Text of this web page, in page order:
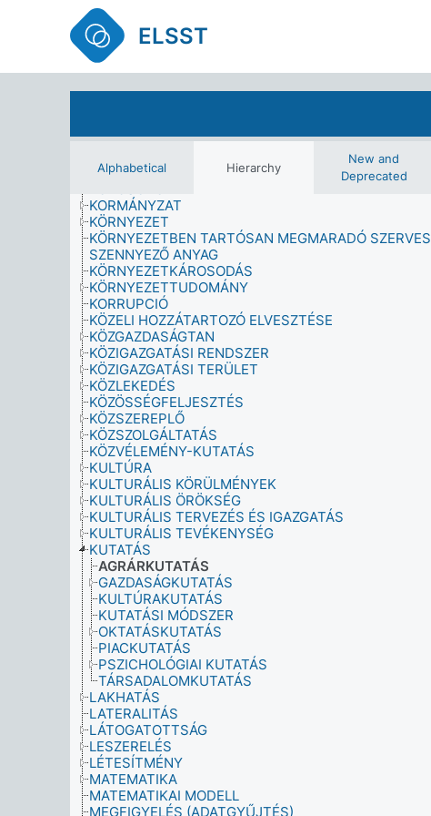
ELSST
Alphabetical Hierarchy
New and
Deprecated
KARBANTARTÁS
KÁRTEVŐ
KÉPESÍTÉS
KÉPESSÉG
KÉRDŐÍVES FELMÉRÉS
KISKERESKEDELMI SZOLGÁLTATÁS
KÖLTSÉGVETÉS
KONFLIKTUS
KORMÁNYZAT
KÖRNYEZET
KÖRNYEZETBEN TARTÓSAN MEGMARADÓ SZERVES
SZENNYEZŐ ANYAG
KÖRNYEZETKÁROSODÁS
KÖRNYEZETTUDOMÁNY
KORRUPCIÓ
KÖZELI HOZZÁTARTOZÓ ELVESZTÉSE
KÖZGAZDASÁGTAN
KÖZIGAZGATÁSI RENDSZER
KÖZIGAZGATÁSI TERÜLET
KÖZLEKEDÉS
KÖZÖSSÉGFELJESZTÉS
KÖZSZEREPLŐ
KÖZSZOLGÁLTATÁS
KÖZVÉLEMÉNY-KUTATÁS
KULTÚRA
KULTURÁLIS KÖRÜLMÉNYEK
KULTURÁLIS ÖRÖKSÉG
KULTURÁLIS TERVEZÉS ÉS IGAZGATÁS
KULTURÁLIS TEVÉKENYSÉG
KUTATÁS
AGRÁRKUTATÁS
GAZDASÁGKUTATÁS
KULTÚRAKUTATÁS
KUTATÁSI MÓDSZER
OKTATÁSKUTATÁS
PIACKUTATÁS
PSZICHOLÓGIAI KUTATÁS
TÁRSADALOMKUTATÁS
LAKHATÁS
LATERALITÁS
LÁTOGATOTTSÁG
LESZERELÉS
LÉTESÍTMÉNY
MATEMATIKA
MATEMATIKAI MODELL
MEGFIGYELÉS (ADATGYŰJTÉS)